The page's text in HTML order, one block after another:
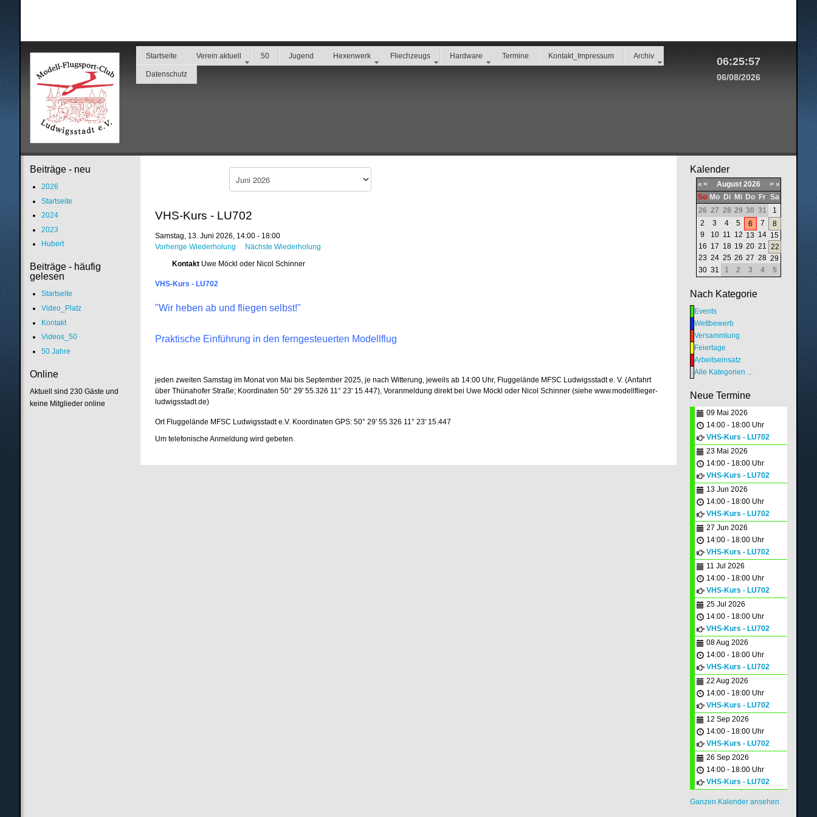
Startseite Verein aktuell 50 Jugend Hexenwerk Fliechzeugs Hardware Termine Kontakt_Impressum Archiv
Datenschutz
06:25:57
06/08/2026
VHS-Kurs - LU702
Samstag, 13. Juni 2026, 14:00 - 18:00
Vorherige Wiederholung
Nächste Wiederholung
Kontakt Uwe Möckl oder Nicol Schinner
VHS-Kurs - LU702
"Wir heben ab und fliegen selbst!"
Praktische Einführung in den ferngesteuerten Modellflug
jeden zweiten Samstag im Monat von Mai bis September 2025, je nach Witterung, jeweils ab 14:00 Uhr, Fluggelände MFSC Ludwigsstadt e. V. (Anfahrt
über Thünahofer Straße; Koordinaten 50° 29' 55.326 11° 23' 15.447), Voranmeldung direkt bei Uwe Möckl oder Nicol Schinner (siehe www.modellflieger-
ludwigsstadt.de)
Ort Fluggelände MFSC Ludwigsstadt e.V. Koordinaten GPS: 50° 29' 55.326 11° 23' 15.447
Um telefonische Anmeldung wird gebeten.
Beiträge - neu
2026
Startseite
2024
2023
Hubert
Beiträge - häufig
gelesen
Startseite
Video_Platz
Kontakt
Videos_50
50 Jahre
Online
Aktuell sind 230 Gäste und
keine Mitglieder online
Kalender
« < August 2026 > »
So Mo Di Mi Do Fr Sa
26 27 28 29 30 31
1
2
3 4 5 6 7
8
9
10 11 12 13 14 15
16 17 18 19 20 21 22
23 24 25 26 27 28 29
30 31 1 2 3 4 5
Nach Kategorie
Events
Wettbewerb
Versammlung
Feiertage
Arbeitseinsatz
Alle Kategorien ...
Neue Termine
09 Mai 2026
14:00 - 18:00 Uhr
VHS-Kurs - LU702
23 Mai 2026
14:00 - 18:00 Uhr
VHS-Kurs - LU702
13 Jun 2026
14:00 - 18:00 Uhr
VHS-Kurs - LU702
27 Jun 2026
14:00 - 18:00 Uhr
VHS-Kurs - LU702
11 Jul 2026
14:00 - 18:00 Uhr
VHS-Kurs - LU702
25 Jul 2026
14:00 - 18:00 Uhr
VHS-Kurs - LU702
08 Aug 2026
14:00 - 18:00 Uhr
VHS-Kurs - LU702
22 Aug 2026
14:00 - 18:00 Uhr
VHS-Kurs - LU702
12 Sep 2026
14:00 - 18:00 Uhr
VHS-Kurs - LU702
26 Sep 2026
14:00 - 18:00 Uhr
VHS-Kurs - LU702
Ganzen Kalender ansehen